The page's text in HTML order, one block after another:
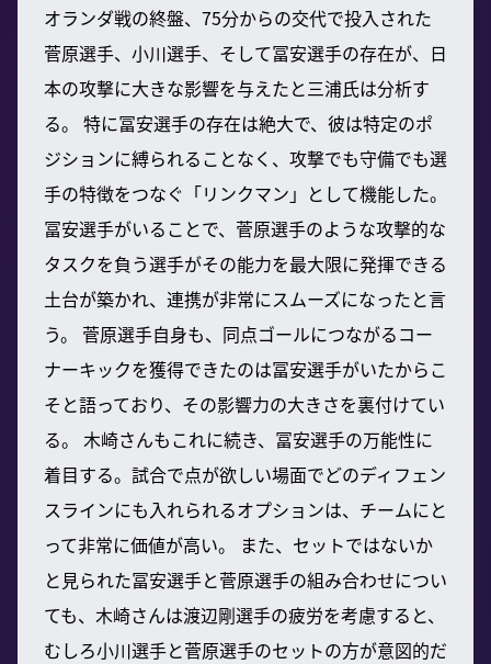
オランダ戦の終盤、75分からの交代で投入された
菅原選手、小川選手、そして冨安選手の存在が、日
本の攻撃に大きな影響を与えたと三浦氏は分析す
る。 特に冨安選手の存在は絶大で、彼は特定のポ
ジションに縛られることなく、攻撃でも守備でも選
手の特徴をつなぐ「リンクマン」として機能した。
冨安選手がいることで、菅原選手のような攻撃的な
タスクを負う選手がその能力を最大限に発揮できる
土台が築かれ、連携が非常にスムーズになったと言
う。 菅原選手自身も、同点ゴールにつながるコー
ナーキックを獲得できたのは冨安選手がいたからこ
そと語っており、その影響力の大きさを裏付けてい
る。 木崎さんもこれに続き、冨安選手の万能性に
着目する。試合で点が欲しい場面でどのディフェン
スラインにも入れられるオプションは、チームにと
って非常に価値が高い。 また、セットではないか
と見られた冨安選手と菅原選手の組み合わせについ
ても、木崎さんは渡辺剛選手の疲労を考慮すると、
むしろ小川選手と菅原選手のセットの方が意図的だ